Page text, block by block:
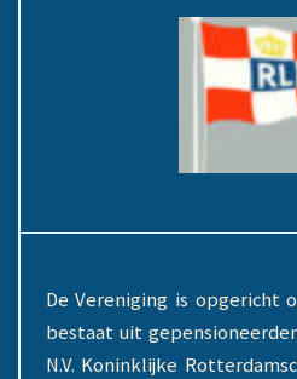
De Vereniging is opgericht
bestaat uit
N.V. Koninklijke